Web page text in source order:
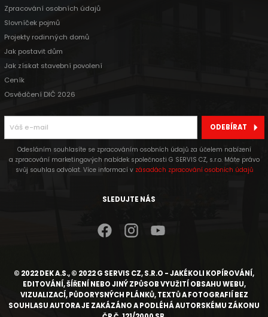
Zpracování osobních údajů
Slovníček pojmů
Projekty rodinných domů
Jak postavit dům
Jak získat stavební povolení
Ceník
Osvědčení DIČ 2026
ODEBÍRAT
Odesláním souhlasíte se zpracováním osobních údajů za účelem nabízení
a zpracování marketingových nabídek společnosti G SERVIS CZ, s.r.o. Máte právo
svůj souhlas odvolat. Více informací v zásadách zpracování osobních údajů
SLEDUJTE NÁS
© 2022 DEK A.S., © 2022 G SERVIS CZ, S.R.O - JAKÉKOLI KOPÍROVÁNÍ,
EDITOVÁNÍ, ŠÍŘENÍ NEBO JINÝ ZPŮSOB VYUŽITÍ OBSAHU WEBU,
VIZUALIZACÍ, PŮDORYSNÝCH PLÁNKŮ, TEXTŮ A FOTOGRAFIÍ BEZ
SOUHLASU AUTORA JE ZAKÁZÁNO A PODLÉHÁ AUTORSKÉMU ZÁKONU